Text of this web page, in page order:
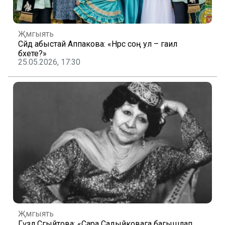
Җәмгыять
Сәйдә абыстай Аппакова: «Нәрсә соң ул – гаилә
бәхете?»
25.05.2026, 17:30
Җәмгыять